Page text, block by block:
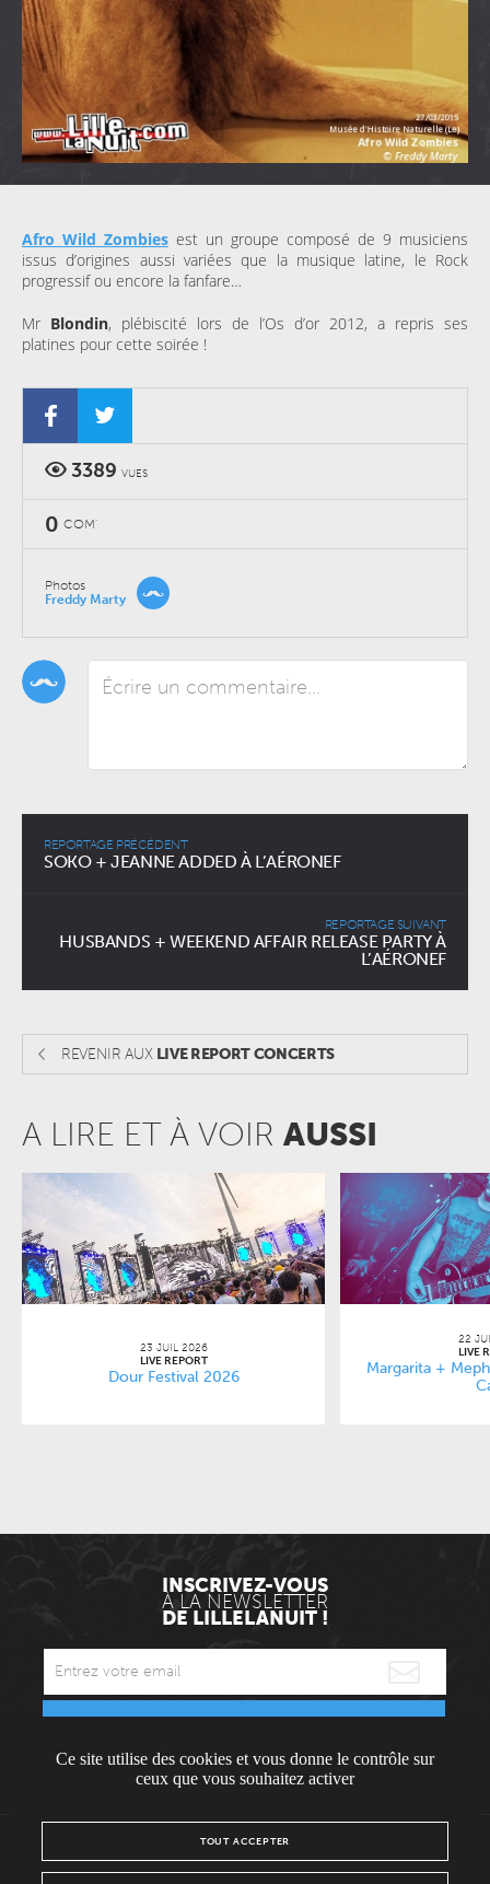
Afro Wild Zombies est un groupe composé de 9 musiciens
issus d’origines aussi variées que la musique latine, le Rock
progressif ou encore la fanfare…
Mr Blondin, plébiscité lors de l’Os d’or 2012, a repris ses
platines pour cette soirée !
3389 VUES
0 COM'
Photos
Freddy Marty
REPORTAGE PRÉCÉDENT
SOKO + JEANNE ADDED À L’AÉRONEF
REPORTAGE SUIVANT
HUSBANDS + WEEKEND AFFAIR RELEASE PARTY À
L’AÉRONEF
REVENIR AUX LIVE REPORT CONCERTS
A LIRE ET À VOIR AUSSI
23 JUIL 2026
LIVE REPORT
Dour Festival 2026
22
LIVE
Margarita +
INSCRIVEZ-VOUS
À LA NEWSLETTER
DE LILLELANUIT !
* Envoyée uniquement le mercredi.
L'ÉQUIPE
CONTACT / PRESSE
Ce site utilise des cookies et vous donne le contrôle sur
ceux que vous souhaitez activer
TOUT ACCEPTER